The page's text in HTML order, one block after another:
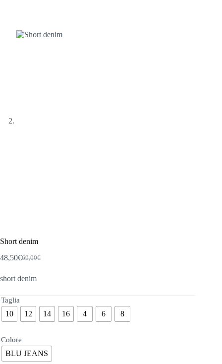
Short denim
69,00€
Il
originale
48,50€Il
attuale
short denim
Taglia
10 12 14 16 4 6 8
Colore
BLU JEANS